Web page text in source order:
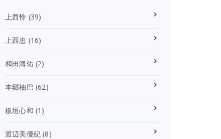
上西怜 (39)
上西恵 (16)
和田海佑(2)
本郷柚巴 (62)
板垣心和 (1)
渡辺美優紀 (8)